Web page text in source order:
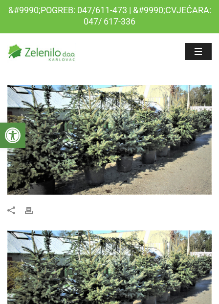
Open toolbar
&#9990;POGREB: 047/611-473 | &#9990;CVJEĆARA:
047/ 617-336